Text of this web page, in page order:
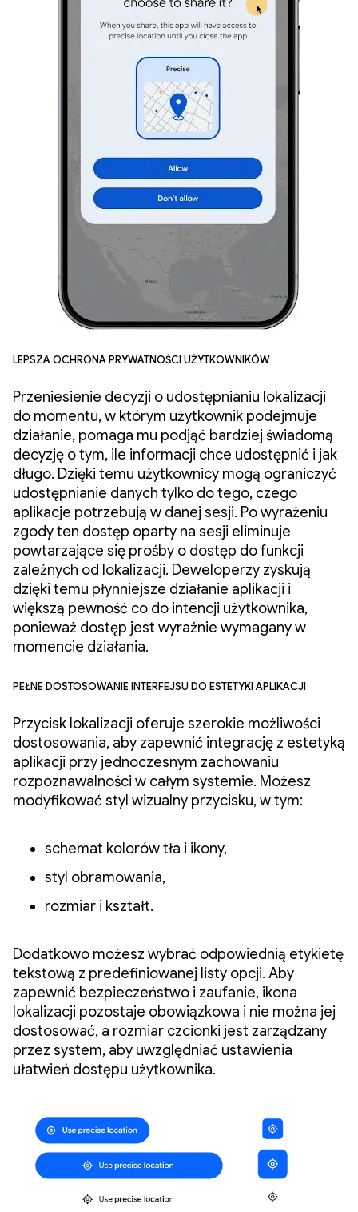
Lepsza ochrona prywatności użytkowników
Przeniesienie decyzji o udostępnianiu lokalizacji
do momentu, w którym użytkownik podejmuje
działanie, pomaga mu podjąć bardziej świadomą
decyzję o tym, ile informacji chce udostępnić i jak
długo. Dzięki temu użytkownicy mogą ograniczyć
udostępnianie danych tylko do tego, czego
aplikacje potrzebują w danej sesji. Po wyrażeniu
zgody ten dostęp oparty na sesji eliminuje
powtarzające się prośby o dostęp do funkcji
zależnych od lokalizacji. Deweloperzy zyskują
dzięki temu płynniejsze działanie aplikacji i
większą pewność co do intencji użytkownika,
ponieważ dostęp jest wyraźnie wymagany w
momencie działania.
Pełne dostosowanie interfejsu do estetyki aplikacji
Przycisk lokalizacji oferuje szerokie możliwości
dostosowania, aby zapewnić integrację z estetyką
aplikacji przy jednoczesnym zachowaniu
rozpoznawalności w całym systemie. Możesz
modyfikować styl wizualny przycisku, w tym:
schemat kolorów tła i ikony,
styl obramowania,
rozmiar i kształt.
Dodatkowo możesz wybrać odpowiednią etykietę
tekstową z predefiniowanej listy opcji. Aby
zapewnić bezpieczeństwo i zaufanie, ikona
lokalizacji pozostaje obowiązkowa i nie można jej
dostosować, a rozmiar czcionki jest zarządzany
przez system, aby uwzględniać ustawienia
ułatwień dostępu użytkownika.